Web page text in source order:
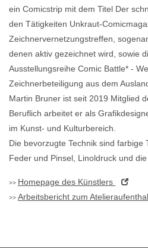
ein Comicstrip mit dem Titel Der
den Tätigkeiten Unkraut-
Zeichnervernetzungstreffen,
denen aktiv gezeichnet wird, sowie
Ausstellungsreihe Comic Battle* -
Zeichnerbeteiligung aus dem
Martin Bruner ist seit 2019 Mitglied
Beruflich arbeitet er als
im Kunst- und Kulturbereich.
Die bevorzugte Technik sind farbige
Feder und Pinsel, Linoldruck und die
Homepage des Künstlers
Arbeitsbericht zum